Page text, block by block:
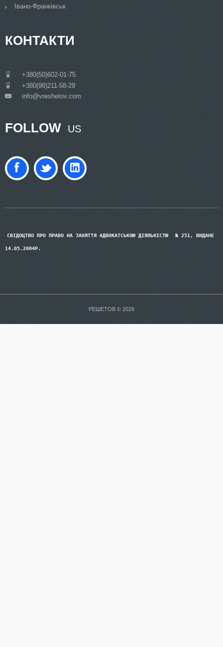
Івано-Франківськ
КОНТАКТИ
+380(50)602-01-75
+380(98)211-58-29
info@vreshetov.com
FOLLOW US
СВІДОЦТВО ПРО ПРАВО НА ЗАНЯТТЯ АДВОКАТСЬКОЮ ДІЯЛЬНІСТЮ № 251, ВИДАНЕ
14.05.2004Р.
РЕШЕТОВ © 2026